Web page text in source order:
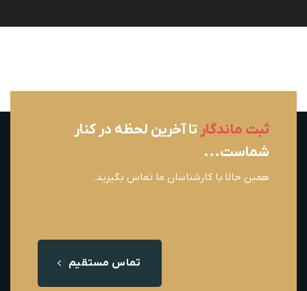
ثبت ماندگارتا آخرین لحظه در کنار
شماست...
همین حالا با کارشناسان ما تماس بگیرید.
تماس مستقیم